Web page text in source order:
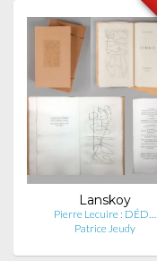
Lanskoy
Pierre Lecuire : DÉD…
Patrice Jeudy